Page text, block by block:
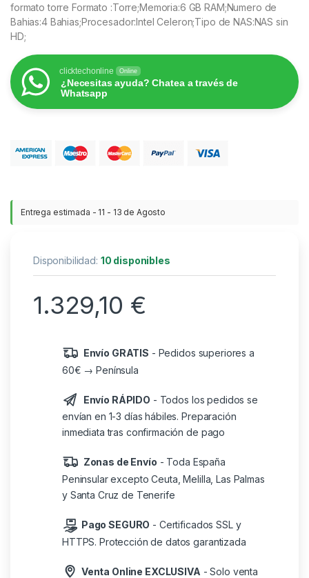
formato torre Formato :Torre;Memoria:6 GB RAM;Numero de
Bahias:4 Bahias;Procesador:Intel Celeron;Tipo de NAS:NAS sin
HD;
clicktechonline Online
¿Necesitas ayuda? Chatea a través de
Whatsapp
Entrega estimada - 11 - 13 de Agosto
Disponibilidad: 10 disponibles
1.329,10 €
Envío GRATIS - Pedidos superiores a
60€ → Península
Envío RÁPIDO - Todos los pedidos se
envían en 1-3 días hábiles. Preparación
inmediata tras confirmación de pago
Zonas de Envío - Toda España
Peninsular excepto Ceuta, Melilla, Las Palmas
y Santa Cruz de Tenerife
Pago SEGURO - Certificados SSL y
HTTPS. Protección de datos garantizada
Venta Online EXCLUSIVA - Solo venta